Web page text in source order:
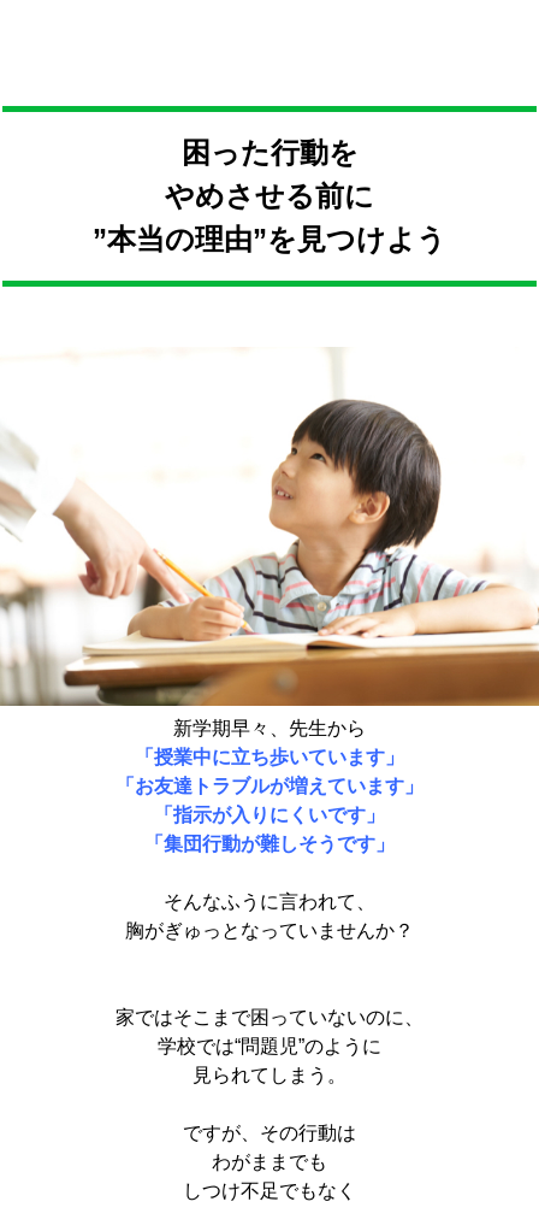
困った行動を
やめさせる前に
”本当の理由”を見つけよう
新学期早々、先生から
「授業中に立ち歩いています」
「お友達トラブルが増えています」
「指示が入りにくいです」
「集団行動が難しそうです」
そんなふうに言われて、
胸がぎゅっとなっていませんか？
家ではそこまで困っていないのに、
学校では“問題児”のように
見られてしまう。
ですが、その行動は
わがままでも
しつけ不足でもなく